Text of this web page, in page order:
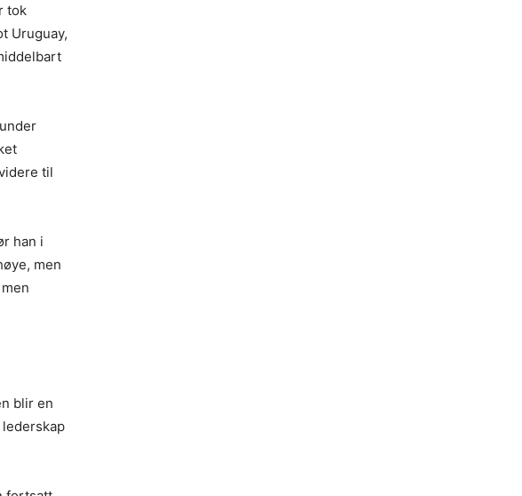
tok
Uruguay,
til
han i
men
blir en